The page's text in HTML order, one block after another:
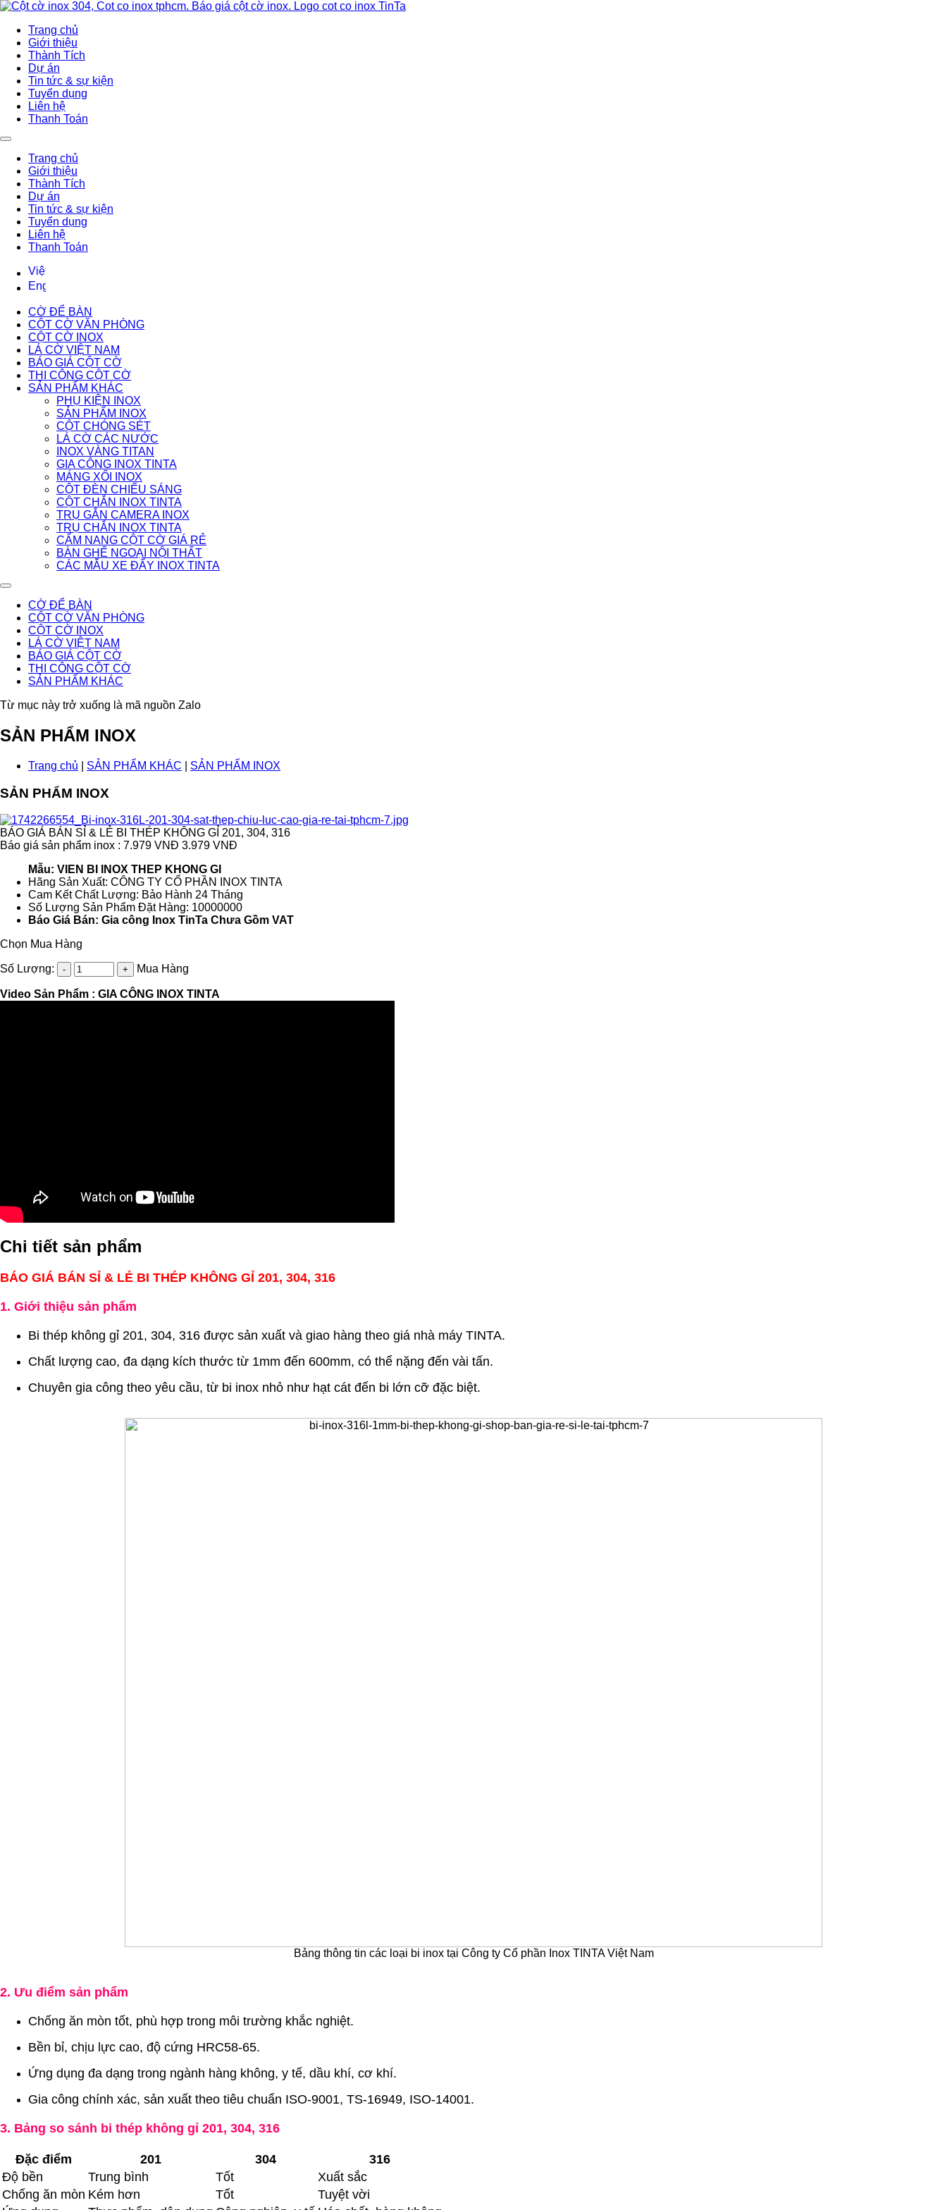
Trang chủ
Giới thiệu
Thành Tích
Dự án
Tin tức & sự kiện
Tuyển dụng
Liên hệ
Thanh Toán
Trang chủ
Giới thiệu
Thành Tích
Dự án
Tin tức & sự kiện
Tuyển dụng
Liên hệ
Thanh Toán
CỜ ĐỂ BÀN
CỘT CỜ VĂN PHÒNG
CỘT CỜ INOX
LÁ CỜ VIỆT NAM
BÁO GIÁ CỘT CỜ
THI CÔNG CỘT CỜ
SẢN PHẨM KHÁC
PHỤ KIỆN INOX
SẢN PHẨM INOX
CỘT CHÓNG SÉT
LÁ CỜ CÁC NƯỚC
INOX VÀNG TITAN
GIA CÔNG INOX TINTA
MÁNG XỐI INOX
CỘT ĐÈN CHIẾU SÁNG
CỘT CHẮN INOX TINTA
TRỤ GẮN CAMERA INOX
TRỤ CHẮN INOX TINTA
CẨM NANG CỘT CỜ GIÁ RẺ
BÀN GHẾ NGOẠI NỘI THẤT
CÁC MẪU XE ĐẨY INOX TINTA
CỜ ĐỂ BÀN
CỘT CỜ VĂN PHÒNG
CỘT CỜ INOX
LÁ CỜ VIỆT NAM
BÁO GIÁ CỘT CỜ
THI CÔNG CỘT CỜ
SẢN PHẨM KHÁC
Từ mục này trở xuống là mã nguồn Zalo
SẢN PHẨM INOX
Trang chủ SẢN PHẨM KHÁC SẢN PHẨM INOX
SẢN PHẨM INOX
BÁO GIÁ BÁN SỈ & LẺ BI THÉP KHÔNG GỈ 201, 304, 316
Báo giá sản phẩm inox : 7.979 VNĐ 3.979 VNĐ
Mẫu: VIEN BI INOX THEP KHONG GI
Hãng Sản Xuất: CÔNG TY CỔ PHẦN INOX TINTA
Cam Kết Chất Lượng: Bảo Hành 24 Tháng
Số Lượng Sản Phẩm Đặt Hàng: 10000000
Báo Giá Bán: Gia công Inox TinTa Chưa Gồm VAT
Chọn Mua Hàng
Số Lượng: Mua Hàng
Video Sản Phẩm : GIA CÔNG INOX TINTA
Chi tiết sản phẩm
BÁO GIÁ BÁN SỈ & LẺ BI THÉP KHÔNG GỈ 201, 304, 316
1. Giới thiệu sản phẩm
Bi thép không gỉ 201, 304, 316 được sản xuất và giao hàng theo giá nhà máy TINTA.
Chất lượng cao, đa dạng kích thước từ 1mm đến 600mm, có thể nặng đến vài tấn.
Chuyên gia công theo yêu cầu, từ bi inox nhỏ như hạt cát đến bi lớn cỡ đặc biệt.
Bảng thông tin các loại bi inox tại Công ty Cổ phần Inox TINTA Việt Nam
2. Ưu điểm sản phẩm
Chống ăn mòn tốt, phù hợp trong môi trường khắc nghiệt.
Bền bỉ, chịu lực cao, độ cứng HRC58-65.
Ứng dụng đa dạng trong ngành hàng không, y tế, dầu khí, cơ khí.
Gia công chính xác, sản xuất theo tiêu chuẩn ISO-9001, TS-16949, ISO-14001.
3. Bảng so sánh bi thép không gỉ 201, 304, 316
Đặc điểm 201 304
316
Độ bền
Trung bình Tốt
Xuất sắc
Chống ăn mòn Kém hơn Tốt
Tuyệt vời